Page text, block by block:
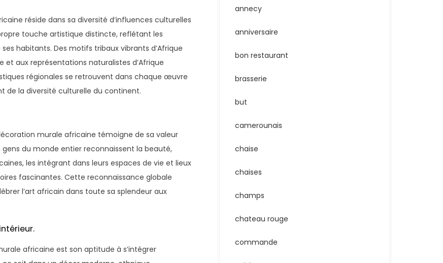
réside dans sa diversité d’influences culturelles
touche artistique distincte, reflétant les
habitants. Des motifs tribaux vibrants d’Afrique
et aux représentations naturalistes d’Afrique
régionales se retrouvent dans chaque œuvre
de la diversité culturelle du continent.
murale africaine témoigne de sa valeur
du monde entier reconnaissent la beauté,
les intégrant dans leurs espaces de vie et lieux
fascinantes. Cette reconnaissance globale
l’art africain dans toute sa splendeur aux
africaine est son aptitude à s’intégrer
annecy
anniversaire
bon restaurant
brasserie
but
camerounais
chaise
chaises
champs
chateau rouge
commande